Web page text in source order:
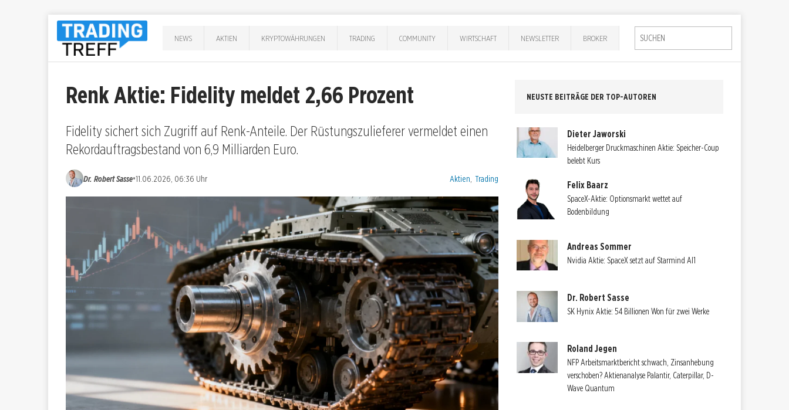
NEWS AKTIEN KRYPTOWÄHRUNGEN TRADING COMMUNITY WIRTSCHAFT NEWSLETTER BROKER
Renk Aktie: Fidelity meldet 2,66 Prozent
Fidelity sichert sich Zugriff auf Renk-Anteile. Der Rüstungszulieferer vermeldet einen
Rekordauftragsbestand von 6,9 Milliarden Euro.
Dr. Robert Sasse•11.06.2026, 06:36 Uhr Kategorien:
Aktien Trading
NEUSTE BEITRÄGE DER TOP-AUTOREN
Dieter Jaworski
Heidelberger Druckmaschinen Aktie: Speicher-Coup
belebt Kurs
Felix Baarz
SpaceX-Aktie: Optionsmarkt wettet auf
Bodenbildung
Andreas Sommer
Nvidia Aktie: SpaceX setzt auf Starmind AI1
Dr. Robert Sasse
SK Hynix Aktie: 54 Billionen Won für zwei Werke
Roland Jegen
NFP Arbeitsmarktbericht schwach, Zinsanhebung
verschoben? Aktienanalyse Palantir, Caterpillar, D-
Wave Quantum